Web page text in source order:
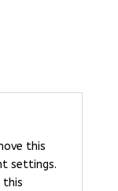
this
settings.
this